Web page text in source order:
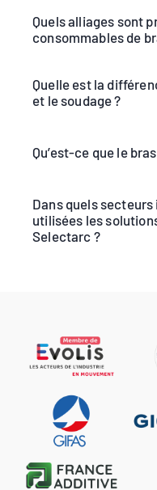
Quels alliages sont
consommables de
Quelle est la
et le soudage ?
Qu’est-ce que le
Dans quels
utilisées les
Selectarc ?